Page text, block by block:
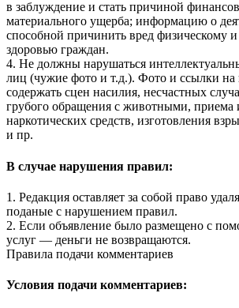
в заблуждение и стать причиной
материального ущерба; информацию о
способной причинить вред физическому
здоровью граждан.
4. Не должны нарушаться
лиц (чужие фото и т.д.). Фото и ссылки
содержать сцен насилия, несчастных
грубого обращения с животными, приема
наркотических средств, изготовления
и пр.
В случае нарушения правил:
1. Редакция оставляет за собой право
поданые с нарушением правил.
2. Если объявление было размещено с
услуг — деньги не возвращаются.
Правила подачи комментариев
Условия подачи комментариев: